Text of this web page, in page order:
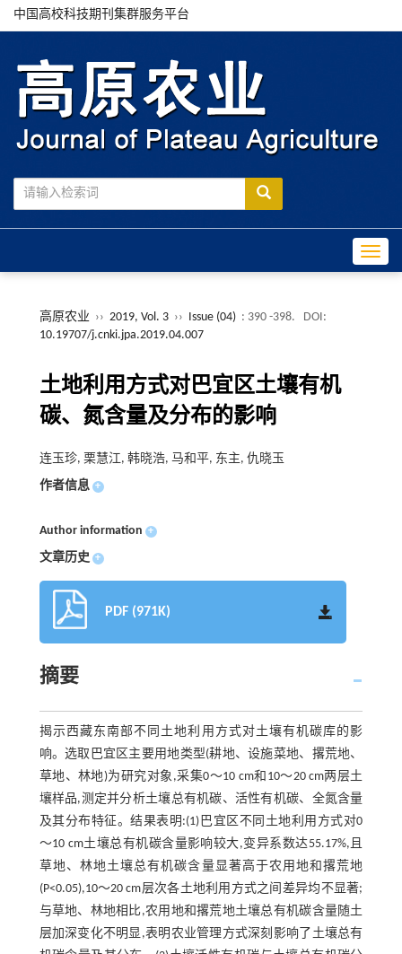
中国高校科技期刊集群服务平台
高原农业 ›› 2019, Vol. 3 ›› Issue (04) : 390 -398.
DOI:
10.19707/j.cnki.jpa.2019.04.007
土地利用方式对巴宜区土壤有机
碳、氮含量及分布的影响
连玉珍, 栗慧江, 韩晓浩, 马和平, 东主, 仇晓玉
作者信息 +
Author information +
文章历史 +
PDF (971K)
摘要
揭示西藏东南部不同土地利用方式对土壤有机碳库的影
响。选取巴宜区主要用地类型(耕地、设施菜地、撂荒地、
草地、林地)为研究对象,采集0～10 cm和10～20 cm两层土
壤样品,测定并分析土壤总有机碳、活性有机碳、全氮含量
及其分布特征。结果表明:(1)巴宜区不同土地利用方式对0
～10 cm土壤总有机碳含量影响较大,变异系数达55.17%,且
草地、林地土壤总有机碳含量显著高于农用地和撂荒地
(P<0.05),10～20 cm层次各土地利用方式之间差异均不显著;
与草地、林地相比,农用地和撂荒地土壤总有机碳含量随土
层加深变化不明显,表明农业管理方式深刻影响了土壤总有